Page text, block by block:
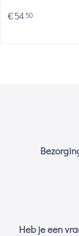
€54 50
Heb je een